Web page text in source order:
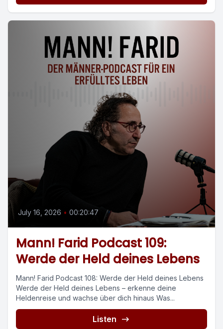
July 16, 2026 • 00:20:47
Mann! Farid Podcast 109:
Werde der Held deines Lebens
Mann! Farid Podcast 108: Werde der Held deines Lebens
Werde der Held deines Lebens – erkenne deine
Heldenreise und wachse über dich hinaus Was...
Listen